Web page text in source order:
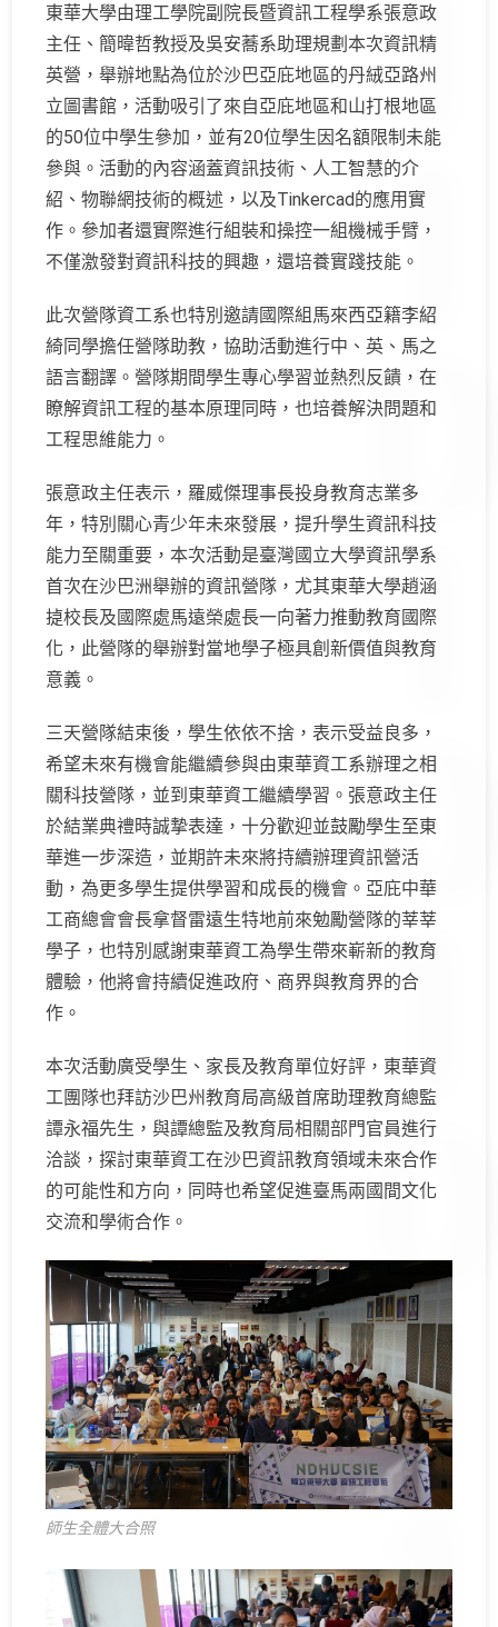
東華大學由理工學院副院長暨資訊工程學系張意政
主任、簡暐哲教授及吳安蕎系助理規劃本次資訊精
英營，舉辦地點為位於沙巴亞庇地區的丹絨亞路州
立圖書館，活動吸引了來自亞庇地區和山打根地區
的50位中學生參加，並有20位學生因名額限制未能
參與。活動的內容涵蓋資訊技術、人工智慧的介
紹、物聯網技術的概述，以及Tinkercad的應用實
作。參加者還實際進行組裝和操控一組機械手臂，
不僅激發對資訊科技的興趣，還培養實踐技能。
此次營隊資工系也特別邀請國際組馬來西亞籍李紹
綺同學擔任營隊助教，協助活動進行中、英、馬之
語言翻譯。營隊期間學生專心學習並熱烈反饋，在
瞭解資訊工程的基本原理同時，也培養解決問題和
工程思維能力。
張意政主任表示，羅威傑理事長投身教育志業多
年，特別關心青少年未來發展，提升學生資訊科技
能力至關重要，本次活動是臺灣國立大學資訊學系
首次在沙巴洲舉辦的資訊營隊，尤其東華大學趙涵
㨗校長及國際處馬遠榮處長一向著力推動教育國際
化，此營隊的舉辦對當地學子極具創新價值與教育
意義。
三天營隊結束後，學生依依不捨，表示受益良多，
希望未來有機會能繼續參與由東華資工系辦理之相
關科技營隊，並到東華資工繼續學習。張意政主任
於結業典禮時誠摯表達，十分歡迎並鼓勵學生至東
華進一步深造，並期許未來將持續辦理資訊營活
動，為更多學生提供學習和成長的機會。亞庇中華
工商總會會長拿督雷遠生特地前來勉勵營隊的莘莘
學子，也特別感謝東華資工為學生帶來嶄新的教育
體驗，他將會持續促進政府、商界與教育界的合
作。
本次活動廣受學生、家長及教育單位好評，東華資
工團隊也拜訪沙巴州教育局高級首席助理教育總監
譚永福先生，與譚總監及教育局相關部門官員進行
洽談，探討東華資工在沙巴資訊教育領域未來合作
的可能性和方向，同時也希望促進臺馬兩國間文化
交流和學術合作。
師生全體大合照